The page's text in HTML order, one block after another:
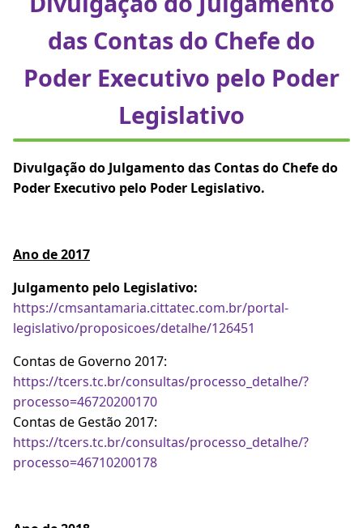
das Contas do Chefe do
Poder Executivo pelo Poder
Legislativo
Divulgação do Julgamento das Contas do Chefe do
Poder Executivo pelo Poder Legislativo.
Ano de 2017
Julgamento pelo Legislativo:
https://cmsantamaria.cittatec.com.br/portal-
legislativo/proposicoes/detalhe/126451
Contas de Governo 2017:
https://tcers.tc.br/consultas/processo_detalhe/?
processo=46720200170
Contas de Gestão 2017:
https://tcers.tc.br/consultas/processo_detalhe/?
processo=46710200178